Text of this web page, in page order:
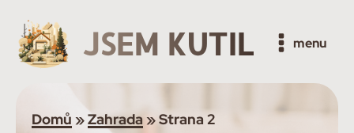
JSEM KUTIL menu
Domů »Zahrada»Strana 2